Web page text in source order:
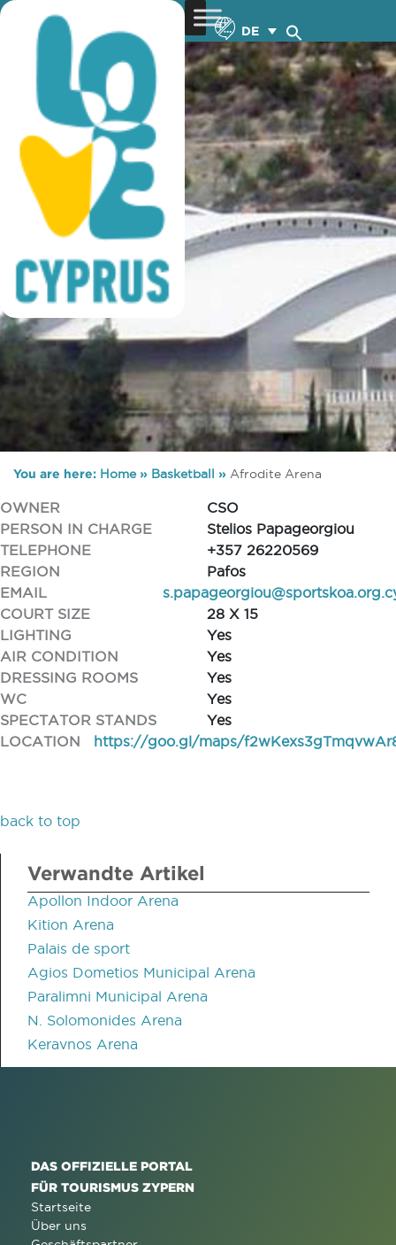
DE
baskeball training
You are here: Home» Basketball » Afrodite Arena
OWNER
CSO
PERSON IN CHARGE
Stelios Papageorgiou
TELEPHONE
+357 26220569
REGION
Pafos
EMAIL
COURT SIZE
28 X 15
LIGHTING
Yes
AIR CONDITION
Yes
DRESSING ROOMS
Yes
WC
Yes
SPECTATOR STANDS
Yes
LOCATION
https://goo.gl/maps/
back to top
Verwandte Artikel
Apollon Indoor Arena
Kition Arena
Palais de sport
Agios Dometios Municipal Arena
Paralimni Municipal Arena
N. Solomonides Arena
Keravnos Arena
DAS OFFIZIELLE PORTAL
FÜR TOURISMUS ZYPERN
Startseite
Über uns